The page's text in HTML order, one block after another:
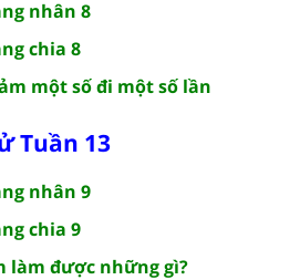
nhân 8
chia 8
một số đi một số lần
Tuần 13
nhân 9
chia 9
làm được những gì?